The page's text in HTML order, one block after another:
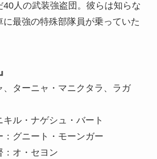
40人の武装強盗団。彼らは知らな
に最強の特殊部隊員が乗っていた
、ターニャ・マニクタラ、ラガ
ル・ナゲシュ・バート
：グニート・モーンガー
：オ・セヨン